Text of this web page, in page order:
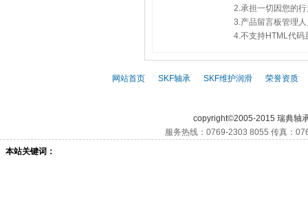
2.承担一切因您的
3.产品留言板管理
4.不支持HTML代码
网站首页 SKF轴承 SKF维护润滑 荣誉资质
copyright©2005-2015 瑞典轴
服务热线：0769-2303 8055 传真：
本站关键词：